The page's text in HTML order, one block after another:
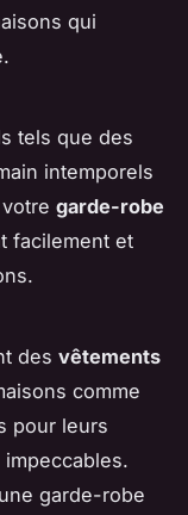
qui
tels que des
intemporels
garde-robe
facilement et
des vêtements
comme
pour leurs
garde-robe